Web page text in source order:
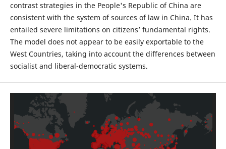
contrast strategies in the People's Republic of China are
consistent with the system of sources of law in China. It has
entailed severe limitations on citizens’ fundamental rights.
The model does not appear to be easily exportable to the
West Countries, taking into account the differences between
socialist and liberal-democratic systems.